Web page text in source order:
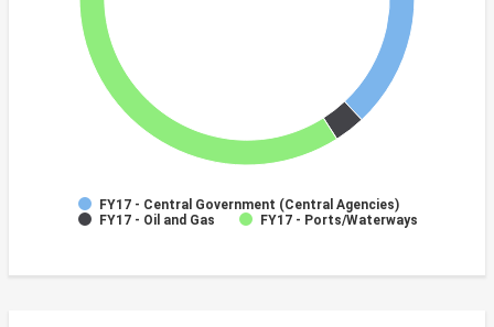
FY17 - Central Government (Central Agencies)
FY17 - Oil and Gas
FY17 - Ports/Waterways